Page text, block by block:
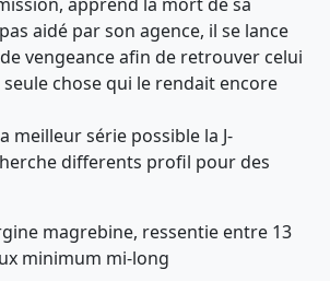
aidé par son agence, il se lance
vengeance afin de retrouver celui
chose qui le rendait encore
meilleur série possible la J-
differents profil pour des
magrebine, ressentie entre 13
minimum mi-long